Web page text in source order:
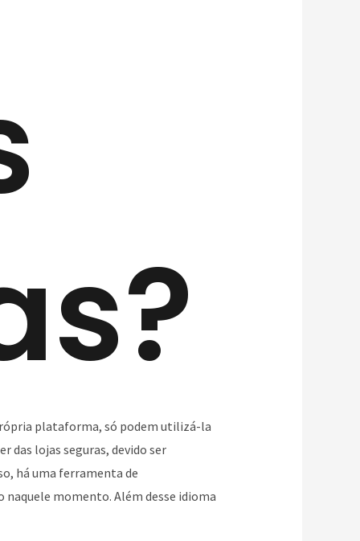
plataforma, só podem utilizá-la
das lojas seguras, devido ser
há uma ferramenta de
naquele momento. Além desse idioma